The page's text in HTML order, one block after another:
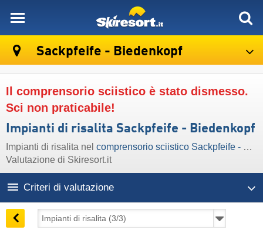
Sackpfeife - Biedenkopf
Il comprensorio sciistico è stato dismesso.
Sci non praticabile!
Impianti di risalita Sackpfeife - Biedenkopf
Impianti di risalita nel comprensorio sciistico Sackpfeife - Biedenkopf
Valutazione di Skiresort.it
Criteri di valutazione